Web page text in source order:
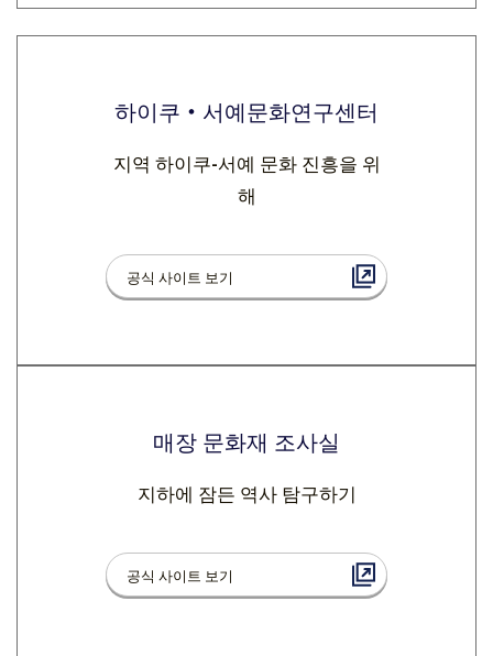
하이쿠・서예문화연구센터
지역 하이쿠-서예 문화 진흥을 위
해
공식 사이트 보기
매장 문화재 조사실
지하에 잠든 역사 탐구하기
공식 사이트 보기